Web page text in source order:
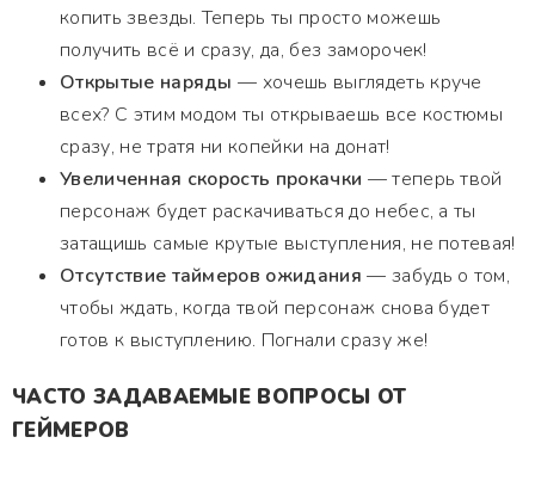
копить звезды. Теперь ты просто можешь
получить всё и сразу, да, без заморочек!
Открытые наряды — хочешь выглядеть круче
всех? С этим модом ты открываешь все костюмы
сразу, не тратя ни копейки на донат!
Увеличенная скорость прокачки — теперь твой
персонаж будет раскачиваться до небес, а ты
затащишь самые крутые выступления, не потевая!
Отсутствие таймеров ожидания — забудь о том,
чтобы ждать, когда твой персонаж снова будет
готов к выступлению. Погнали сразу же!
ЧАСТО ЗАДАВАЕМЫЕ ВОПРОСЫ ОТ
ГЕЙМЕРОВ